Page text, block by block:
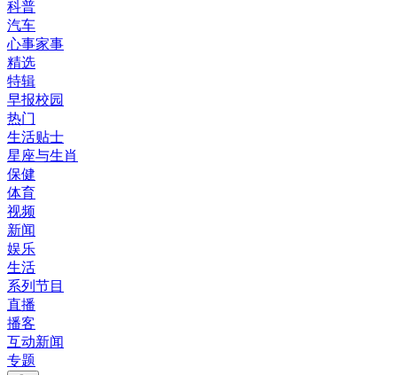
科普
汽车
心事家事
精选
特辑
早报校园
热门
生活贴士
星座与生肖
保健
体育
视频
新闻
娱乐
生活
系列节目
直播
播客
互动新闻
专题